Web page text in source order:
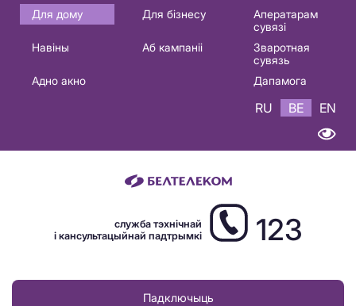
Основная
навигация
Для дому Для бізнесу
Аператарам
сувязі
Навіны
Аб кампаніі
Зваротная
сувязь
Адно акно
Дапамога
RU BE EN
служба тэхнічнай
і кансультацыйнай падтрымкі
123
Падключыць